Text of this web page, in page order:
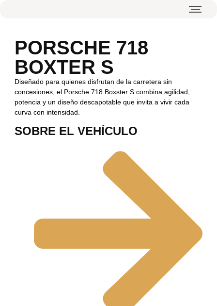
PORSCHE 718
BOXTER S
Diseñado para quienes disfrutan de la carretera sin
concesiones, el Porsche 718 Boxster S combina agilidad,
potencia y un diseño descapotable que invita a vivir cada
curva con intensidad.
SOBRE EL VEHÍCULO